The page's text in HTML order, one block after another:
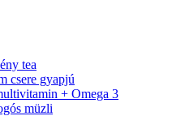
tea
csere gyapjú
+ Omega 3
müzli